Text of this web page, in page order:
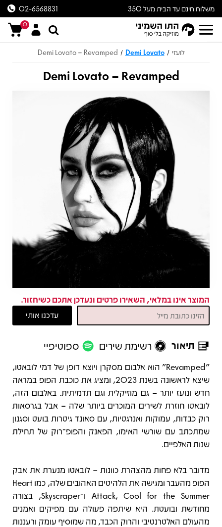
משלוח חינם עד הבית מעל 350
ש״ח
02-6568831
0
לועזי /
Demi Lovato
/
Demi Lovato – Revamped
Demi Lovato – Revamped
המוצר אינו במלאי, השאירו פרטים ונעדכן אתכם כשיחזור.
תיאור רשימת שירים ספוטיפיי
תיאור
"Revamped" הוא אלבום מסקרן ויוצא דופן של דמי לובאטו,
שיצא לראשונה בשנת 2023, ומציג את כוכבת הפופ במראה
חדש ונועז יותר – גם מוזיקלית וגם תדמיתית. באלבום הזה,
לובאטו חוזרת לשירים המוכרים ביותר שלה – אבל בגרסאות
רוק כבדות, עמוקות ואנרגטיות, עם סאונד גיטרות בועט וסגנון
שמתכתב עם שורשי האימו, הפאנק והפופ־רוק של תחילת
שנות האלפיים.
מדובר בלא פחות מהצהרת כוונות – לובאטו מנערת את אבק
הפופ מהעבר ומגישה את הלהיטים האהובים שלה, כמו Heart
Attack, Cool for the Summer ו־Skyscraper, בצורה
מחודשת ובועטת. היא שיתפה פעולה עם מפיקים ואמנים
מהעולם האלטרנטיבי והרוק הכבד, מה שמוסיף עומק ורעננות